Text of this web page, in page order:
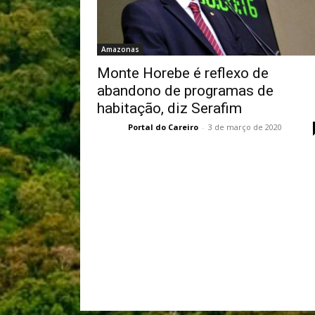
Amazonas
Monte Horebe é reflexo de
abandono de programas de
habitação, diz Serafim
Portal do Careiro - 3 de março de 2020